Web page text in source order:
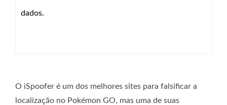
dados.
O iSpoofer é um dos melhores sites para falsificar a
localização no Pokémon GO, mas uma de suas